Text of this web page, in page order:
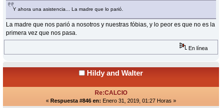
Y ahora una asistencia... La madre que lo parió.
La madre que nos parió a nosotros y nuestras fóbias, y lo peor es que no es la
primera vez que nos pasa.
En línea
Hildy and Walter
Re:CALCIO
« Respuesta #846 en: Enero 31, 2019, 01:27 Horas »